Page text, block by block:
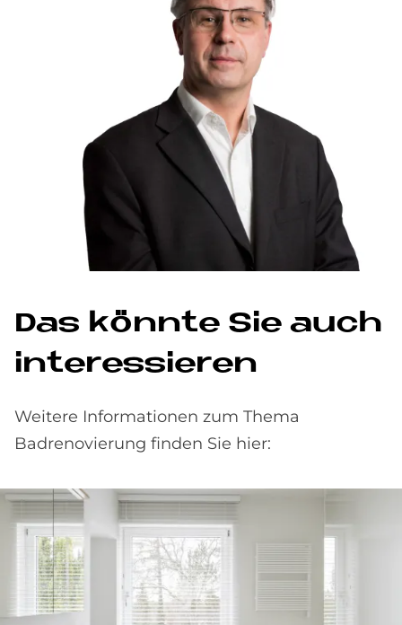
Das könnte Sie auch
interessieren
Weitere Informationen zum Thema
Badrenovierung finden Sie hier: